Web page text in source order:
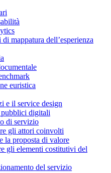
mappatura dell’esperienza
euristica
e il service design
pubblici digitali
di servizio
gli attori coinvolti
la proposta di valore
gli elementi costitutivi del
del servizio